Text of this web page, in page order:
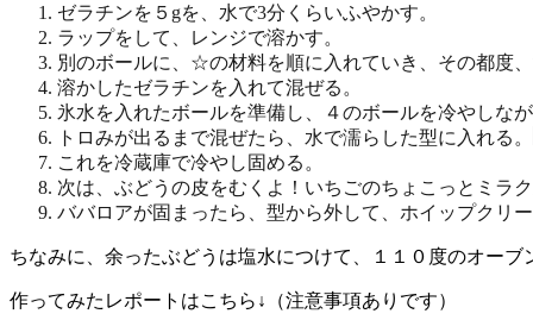
ゼラチンを５gを、水で3分くらいふやかす。
ラップをして、レンジで溶かす。
別のボールに、☆の材料を順に入れていき、その都度
溶かしたゼラチンを入れて混ぜる。
氷水を入れたボールを準備し、４のボールを冷やしなが
トロみが出るまで混ぜたら、水で濡らした型に入れる。
これを冷蔵庫で冷やし固める。
次は、ぶどうの皮をむくよ！ いちごのちょこっとミラ
ババロアが固まったら、型から外して、ホイップクリ
ちなみに、余ったぶどうは塩水につけて、１１０度のオー
作ってみたレポートはこちら↓（注意事項ありです）